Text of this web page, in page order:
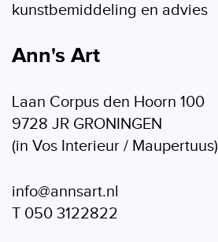
kunstbemiddeling en advies
Ann's Art
Laan Corpus den Hoorn 100
9728 JR GRONINGEN
(in Vos Interieur / Maupertuus)
info@annsart.nl
T 050 3122822